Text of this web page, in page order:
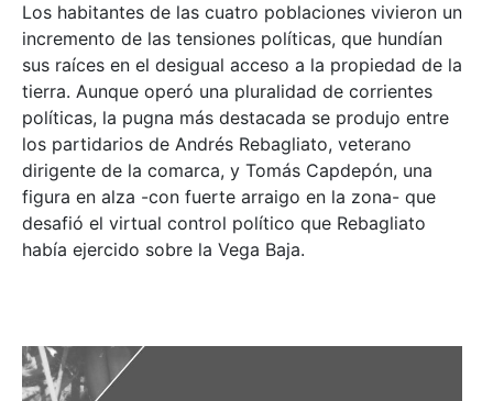
Los habitantes de las cuatro poblaciones vivieron un
incremento de las tensiones políticas, que hundían
sus raíces en el desigual acceso a la propiedad de la
tierra. Aunque operó una pluralidad de corrientes
políticas, la pugna más destacada se produjo entre
los partidarios de Andrés Rebagliato, veterano
dirigente de la comarca, y Tomás Capdepón, una
figura en alza -con fuerte arraigo en la zona- que
desafió el virtual control político que Rebagliato
había ejercido sobre la Vega Baja.